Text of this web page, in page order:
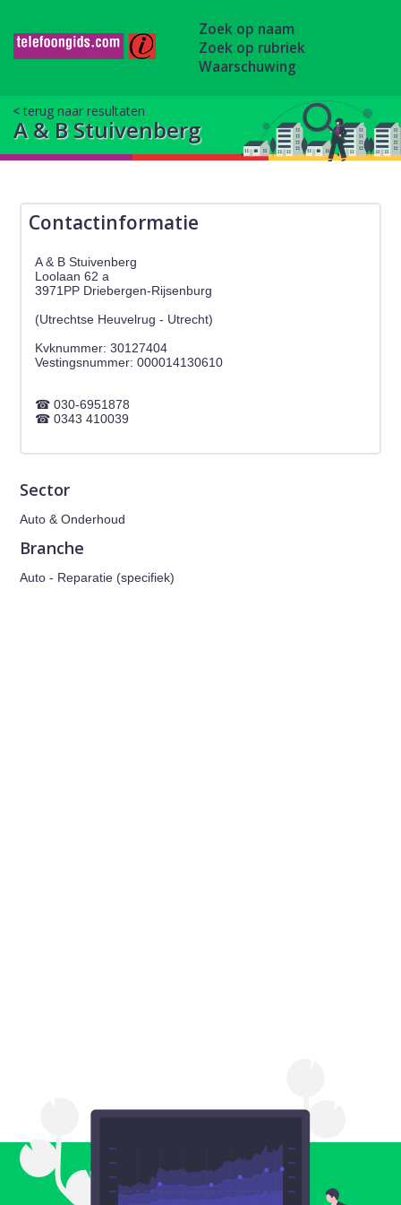
Zoek op naam
Zoek op rubriek
Waarschuwing
terug naar resultaten
A & B Stuivenberg
Contactinformatie
A & B Stuivenberg
Loolaan 62 a
3971PP Driebergen-Rijsenburg
(Utrechtse Heuvelrug - Utrecht)
Kvknummer: 30127404
030-6951878
0343 410039
Sector
Auto & Onderhoud
Branche
Auto - Reparatie (specifiek)